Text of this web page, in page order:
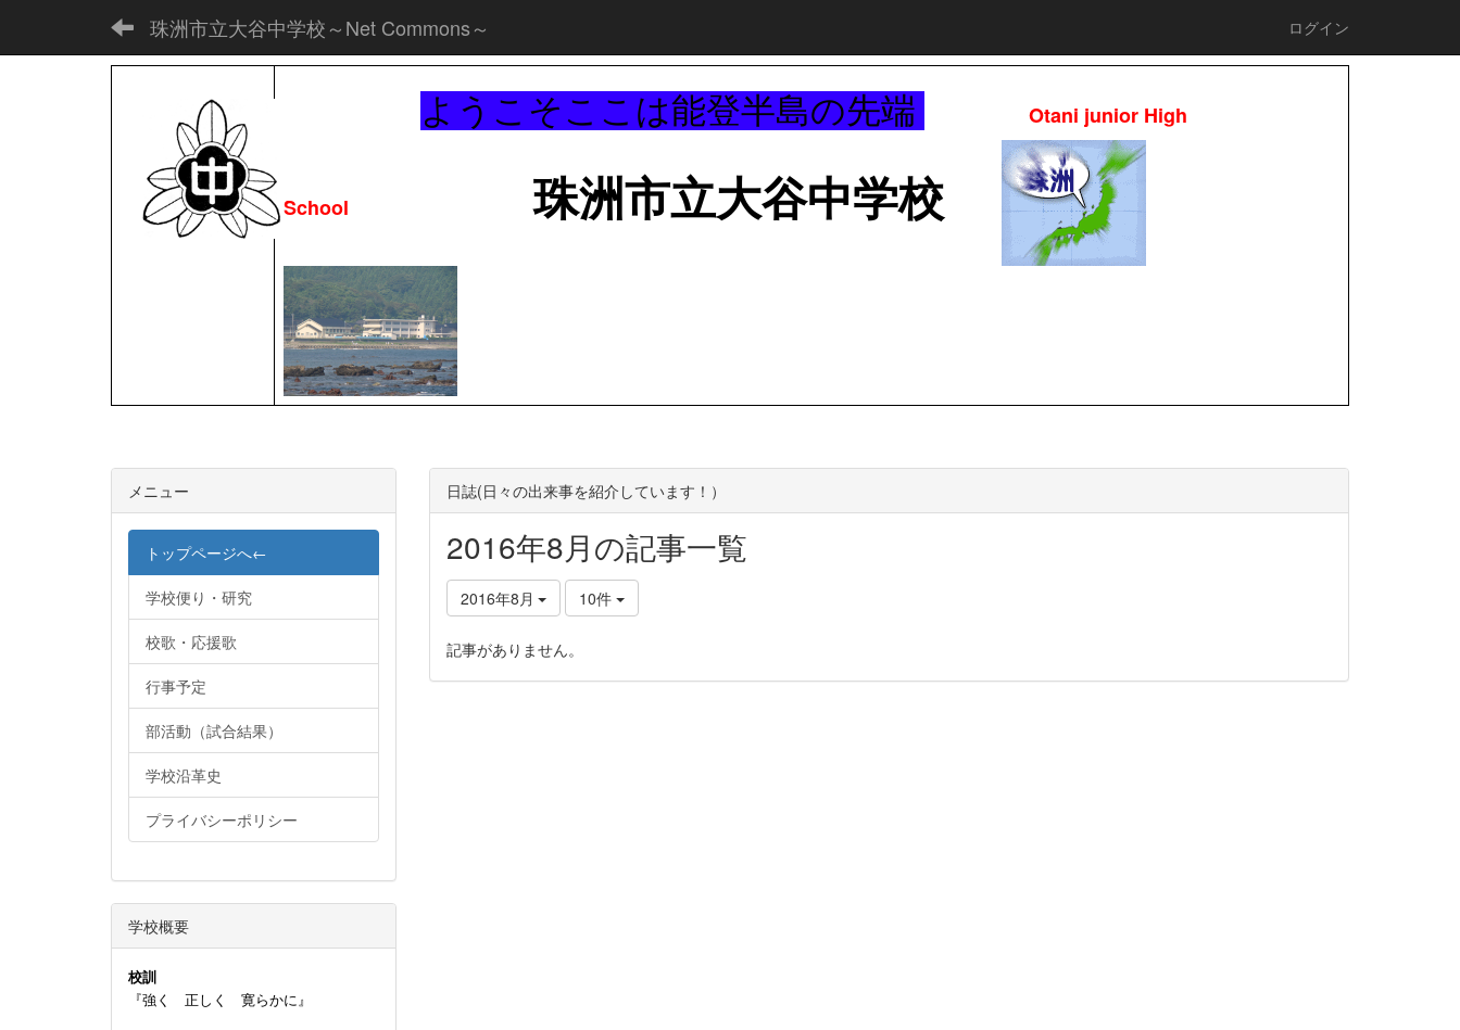
珠洲市立大谷中学校～Net Commons～ ログイン
ようこそここは能登半島の先端 Otani junior High
School 珠洲市立大谷中学校
日誌(日々の出来事を紹介しています！）
2016年8月の記事一覧
2016年8月 10件
記事がありません。
メニュー
トップページへ←
学校便り・研究
校歌・応援歌
行事予定
部活動（試合結果）
学校沿革史
プライバシーポリシー
学校概要
校訓
『強く 正しく 寛らかに』